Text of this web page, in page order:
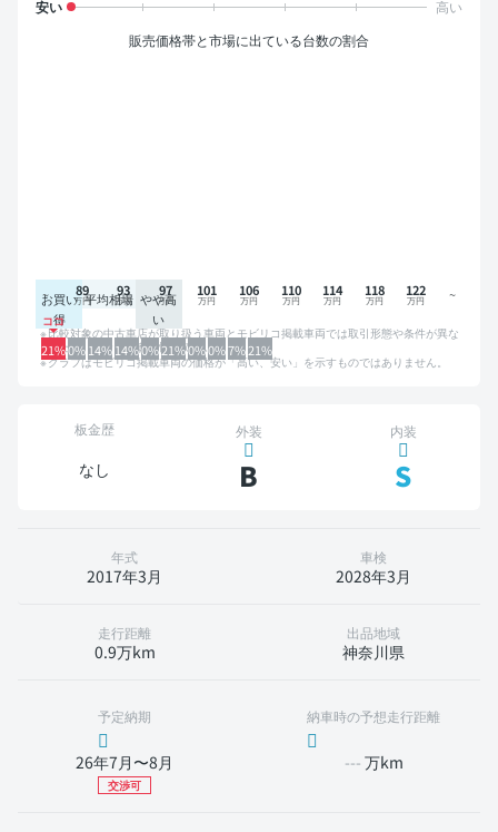
販売価格帯と市場に出ている台数の割合
お買い
得
平均相場 やや高
い
21%0%14%14%0%21%0%0%7%21%
89 93 97 101 106 110 114 118 122
比較対象の中古車店が取り扱う車両とモビリコ掲載車両では取引形態や条件が異な
るため、グラフは参考情報です。
グラフはモビリコ掲載車両の価格が「高い、安い」を示すものではありません。
板金歴
なし
外装
B
内装
S
年式
2017年3月
車検
2028年3月
走行距離
0.9万km
出品地域
神奈川県
予定納期
26年7月〜8月
交渉可
納車時の予想走行距離
--- 万km